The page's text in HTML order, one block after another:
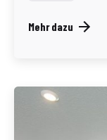
Mehr dazu